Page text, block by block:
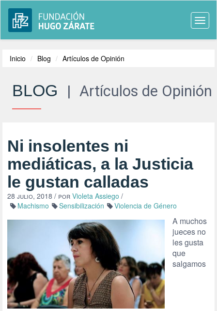
Inicio Blog Artículos de Opinión
BLOG | Artículos de Opinión
Ni insolentes ni
mediáticas, a la Justicia
le gustan calladas
28 julio, 2018 / por Violeta Assiego /
Machismo
Sensibilización Violencia de Género
A muchos
jueces no
les gusta
que
salgamos